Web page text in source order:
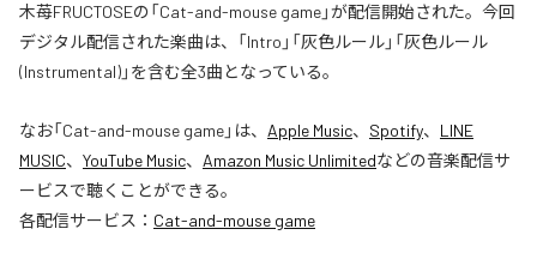
木苺FRUCTOSEの「Cat-and-mouse game」が配信開始された。今回
デジタル配信された楽曲は、「Intro」「灰色ルール」「灰色ルール
(Instrumental)」を含む全3曲となっている。
なお「Cat-and-mouse game」は、 Apple Music、 Spotify、 LINE
MUSIC、 YouTube Music、 Amazon Music Unlimitedなどの音楽配信サ
ービスで聴くことができる。
各配信サービス： Cat-and-mouse game